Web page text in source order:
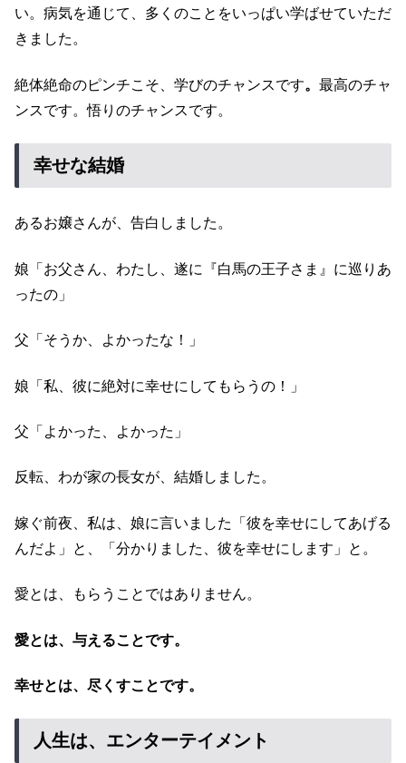
い。病気を通じて、多くのことをいっぱい学ばせていただ
きました。
絶体絶命のピンチこそ、学びのチャンスです。 最高のチャ
ンスです。悟りのチャンスです。
幸せな結婚
あるお嬢さんが、告白しました。
娘「お父さん、わたし、遂に『白馬の王子さま』に巡りあ
ったの」
父「そうか、よかったな！」
娘「私、彼に絶対に幸せにしてもらうの！」
父「よかった、よかった」
反転、わが家の長女が、結婚しました。
嫁ぐ前夜、私は、娘に言いました「彼を幸せにしてあげる
んだよ」と、「分かりました、彼を幸せにします」と。
愛とは、もらうことではありません。
愛とは、与えることです。
幸せとは、尽くすことです。
人生は、エンターテイメント